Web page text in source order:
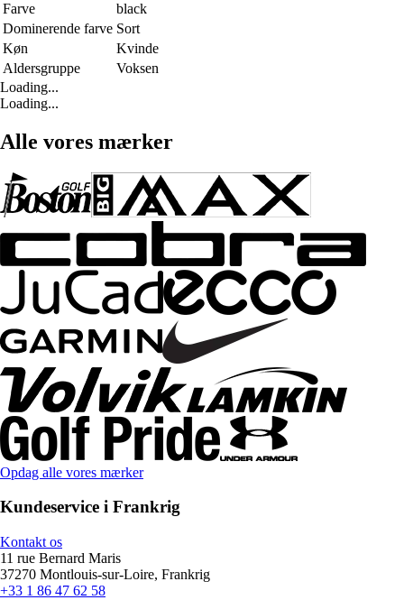
Farve
black
Dominerende farve Sort
Køn
Kvinde
Aldersgruppe
Voksen
Loading...
Loading...
Alle vores mærker
Opdag alle vores mærker
Kundeservice i Frankrig
Kontakt os
11 rue Bernard Maris
37270 Montlouis-sur-Loire, Frankrig
+33 1 86 47 62 58